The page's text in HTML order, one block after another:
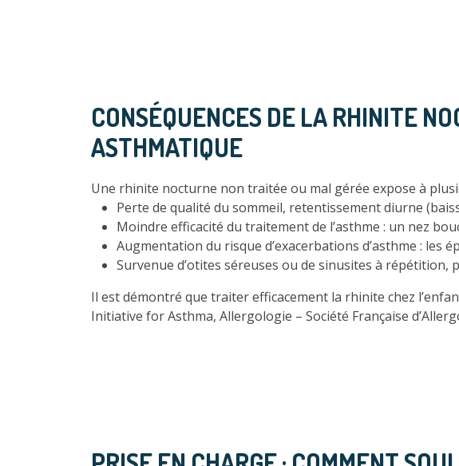
CONSÉQUENCES DE LA RHINITE
ASTHMATIQUE
Une rhinite nocturne non traitée ou mal gérée expose à
Perte de qualité du sommeil, retentissement diurne
Moindre efficacité du traitement de l’asthme : un nez
Augmentation du risque d’exacerbations d’asthme :
Survenue d’otites séreuses ou de sinusites à répétition,
Il est démontré que traiter efficacement la rhinite chez
Initiative for Asthma, Allergologie – Société Française